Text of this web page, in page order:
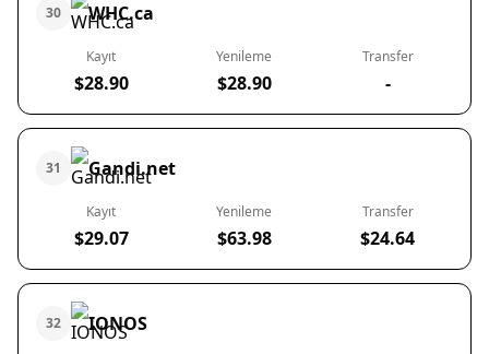
30 WHC.ca
Kayıt
$28.90
Yenileme
$28.90
Transfer
-
31 Gandi.net
Kayıt
$29.07
Yenileme
$63.98
Transfer
$24.64
32 IONOS